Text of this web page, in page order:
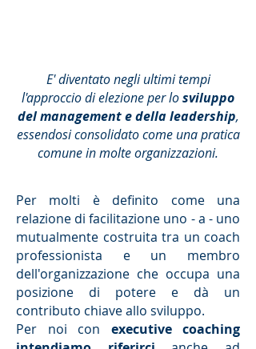
E' diventato negli ultimi tempi
l'approccio di elezione per losviluppo
del management e della leadership,
essendosi consolidato come una pratica
comune in molte organizzazioni.
Per molti è definito come una
relazione di facilitazione uno - a - uno
mutualmente costruita tra un coach
professionista e un membro
dell'organizzazione che occupa una
posizione di potere e dà un
contributo chiave allo sviluppo.
Per noi con executive coaching